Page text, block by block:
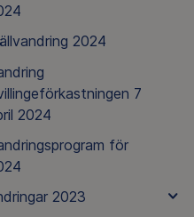
2024
7
2024
för
2023